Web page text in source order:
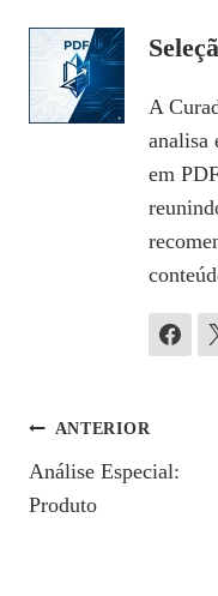
A
analisa
em
Navegação
De
ANTERIOR
Análise Especial:
Produto